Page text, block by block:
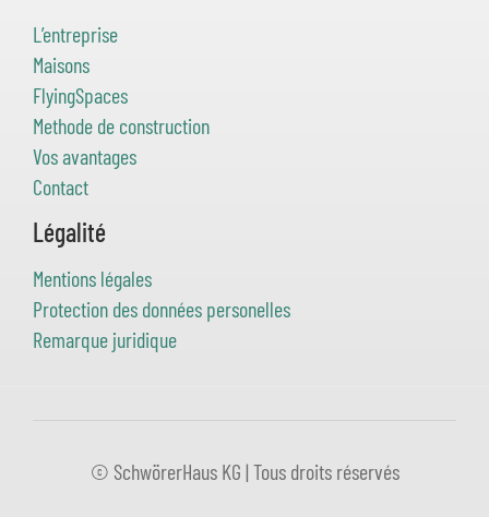
L’entreprise
Maisons
FlyingSpaces
Methode de construction
Vos avantages
Contact
Légalité
Mentions légales
Protection des données personelles
Remarque juridique
© SchwörerHaus KG | Tous droits réservés